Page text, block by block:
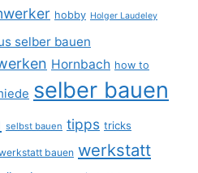
hobby Holger Laudeley
selber bauen
Hornbach how to
selber bauen
selbst bauen tipps tricks
bauen werkstatt